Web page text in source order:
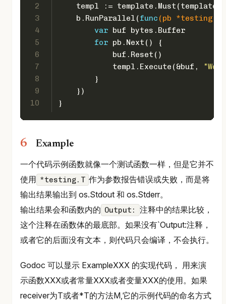
2
3
4
5
6
7
8
9
10
templ :=
    b.RunParallel(
func (pb
var buf bytes.Buffer
for pb.Next() {
            buf.Reset()
            templ.Execute(&buf,
        }
    })
}
Example
一个代码示例函数就像一个测试函数一样，但是它并不
使用 *testing.T 作为参数报告错误或失败，而是将
输出结果输出到 os.Stdout 和 os.Stderr。
输出结果会和函数内的 Output:
注释中的结果比较，
这个注释在函数体的最底部。如果没有`Output:注释，
或者它的后面没有文本，则代码只会编译，不会执行。
Godoc 可以显示 ExampleXXX 的实现代码， 用来演
示函数XXX或者常量XXX或者变量XXX的使用。如果
receiver为T或者*T的方法M,它的示例代码的命名方式